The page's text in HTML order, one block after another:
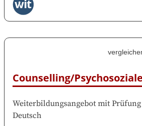
Counselling/
Weiterbildungsangebot mit Prüfung
Deutsch